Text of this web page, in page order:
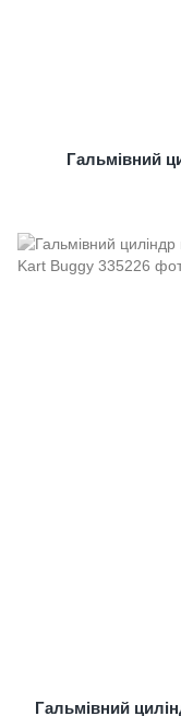
Гальмівний
Гальмівний